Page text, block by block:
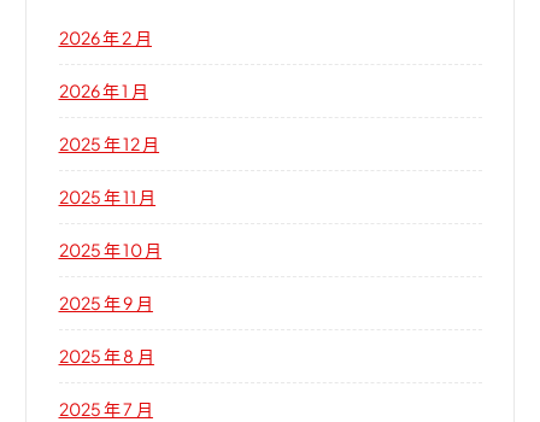
2026 年 2 月
2026 年 1 月
2025 年 12 月
2025 年 11 月
2025 年 10 月
2025 年 9 月
2025 年 8 月
2025 年 7 月